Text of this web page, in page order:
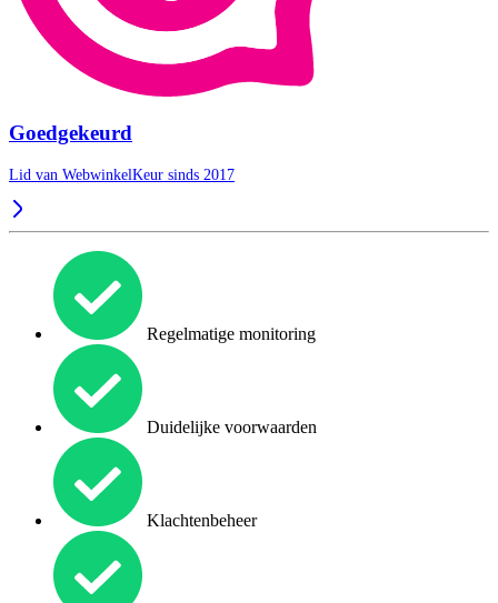
Goedgekeurd
Lid van WebwinkelKeur sinds 2017
Regelmatige monitoring
Duidelijke voorwaarden
Klachtenbeheer